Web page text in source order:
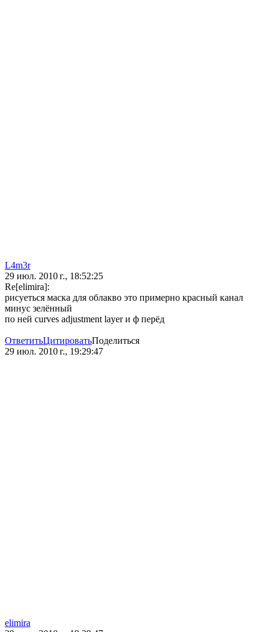
L4m3r
29 июл. 2010 г., 18:52:25
Re[elimira]:
рисуеться маска для облакво это примерно красный канал
минус зелённый
по ней curves adjustment layer и ф перёд
ОтветитьЦитироватьПоделиться
29 июл. 2010 г., 19:29:47
elimira